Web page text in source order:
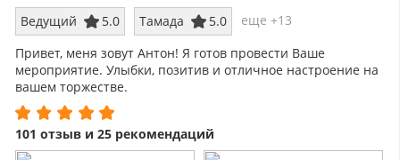
Ведущий
5.0 Тамада 5.0
еще +13
Привет, меня зовут Антон! Я готов провести Ваше
мероприятие. Улыбки, позитив и отличное настроение на
вашем торжестве.
101 отзыв и 25 рекомендаций